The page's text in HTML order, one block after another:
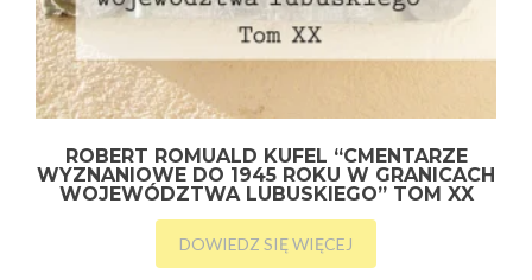
ROBERT ROMUALD KUFEL “CMENTARZE
WYZNANIOWE DO 1945 ROKU W GRANICACH
WOJEWÓDZTWA LUBUSKIEGO” TOM XX
DOWIEDZ SIĘ WIĘCEJ